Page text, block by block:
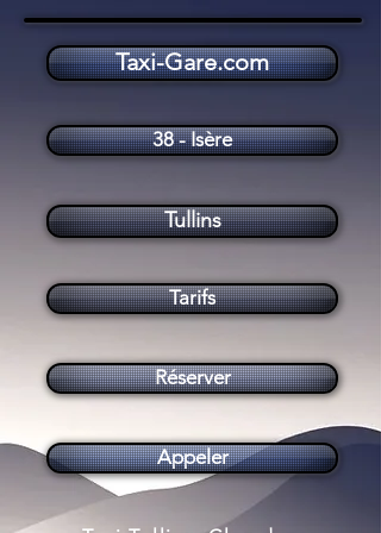
Tarifs
Taxi Tullins (38210)
Tullins
Taxi-Gare.com
Réserver
Appeler
38 - Isère